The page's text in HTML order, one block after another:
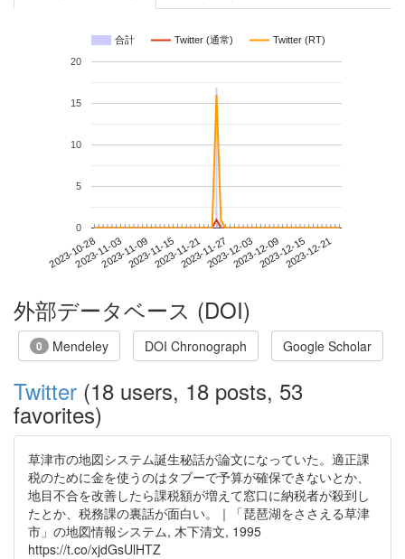
合計 Twitter (通常) Twitter (RT)
2023-10-282023-11-032023-11-092023-11-152023-11-212023-11-272023-12-032023-12-092023-12-152023-12-21
0
5
10
15
20
外部データベース (DOI)
0 Mendeley DOI Chronograph Google Scholar
Twitter (18 users, 18 posts, 53
favorites)
草津市の地図システム誕生秘話が論文になっていた。適正課
税のために金を使うのはタブーで予算が確保できないとか、
地目不合を改善したら課税額が増えて窓口に納税者が殺到し
たとか、税務課の裏話が面白い。｜「琵琶湖をささえる草津
市」の地図情報システム, 木下清文, 1995
https://t.co/xjdGsUlHTZ